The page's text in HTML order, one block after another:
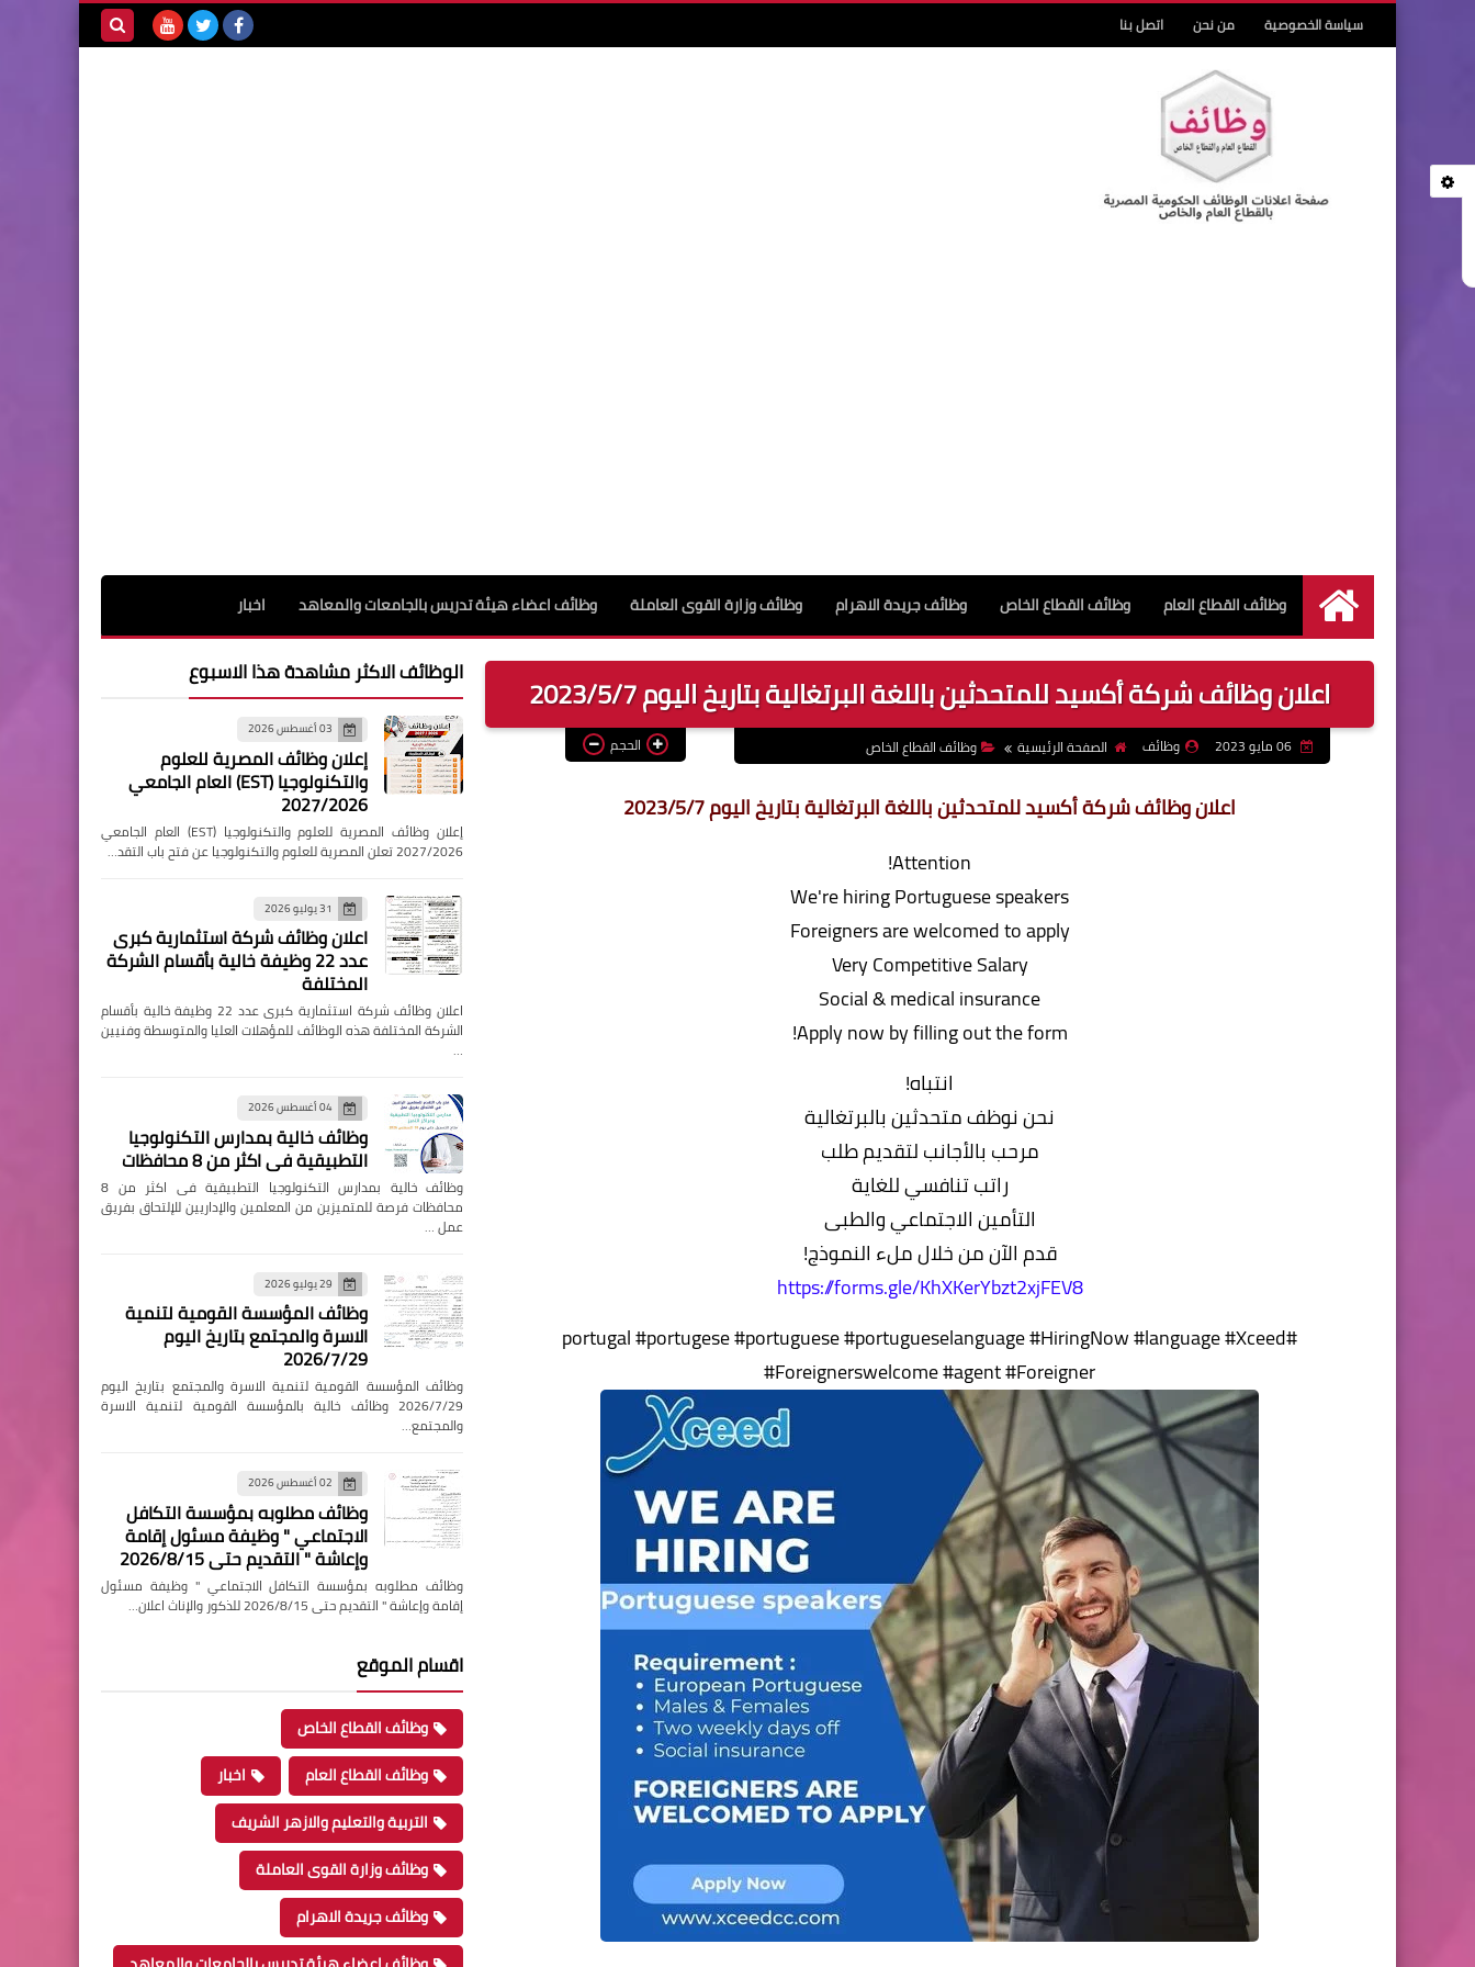
سياسة الخصوصية من نحن اتصل بنا
الرئيسية
وظائف القطاع العام وظائف القطاع الخاص وظائف جريدة الاهرام وظائف وزارة القوى العاملة وظائف اعضاء هيئة تدريس بالجامعات والمعاهد اخبار
اعلان وظائف شركة أكسيد للمتحدثين باللغة البرتغالية بتاريخ اليوم 2023/5/7
06 مايو 2023 وظائف الصفحة الرئيسية وظائف القطاع الخاص الحجم
اعلان وظائف شركة أكسيد للمتحدثين باللغة البرتغالية بتاريخ اليوم 2023/5/7
Attention!
We're hiring Portuguese speakers
Foreigners are welcomed to apply
Very Competitive Salary
Social & medical insurance
Apply now by filling out the form!
انتباه!
نحن نوظف متحدثين بالبرتغالية
مرحب بالأجانب لتقديم طلب
راتب تنافسي للغاية
التأمين الاجتماعي والطبى
قدم الآن من خلال ملء النموذج!
https://forms.gle/KhXKerYbzt2xjFEV8
#portugal #portugese #portuguese #portugueselanguage #HiringNow #language #Xceed
#Foreignerswelcome #agent #Foreigner
الوظائف الاكثر مشاهدة هذا الاسبوع
03 أغسطس 2026
إعلان وظائف المصرية للعلوم
والتكنولوجيا (EST) العام الجامعي
2027/2026
إعلان وظائف المصرية للعلوم والتكنولوجيا (EST) العام الجامعي
2027/2026 تعلن المصرية للعلوم والتكنولوجيا عن فتح باب التقد…
31 يوليو 2026
اعلان وظائف شركة استثمارية كبرى
عدد 22 وظيفة خالية بأقسام الشركة
المختلفة
اعلان وظائف شركة استثمارية كبرى عدد 22 وظيفة خالية بأقسام
الشركة المختلفة هذه الوظائف للمؤهلات العليا والمتوسطة وفنيين
…
04 أغسطس 2026
وظائف خالية بمدارس التكنولوجيا
التطبيقية فى اكثر من 8 محافظات
وظائف خالية بمدارس التكنولوجيا التطبيقية فى اكثر من 8
محافظات فرصة للمتميزين من المعلمين والإداريين للإلتحاق بفريق
عمل …
29 يوليو 2026
وظائف المؤسسة القومية لتنمية
الاسرة والمجتمع بتاريخ اليوم
2026/7/29
وظائف المؤسسة القومية لتنمية الاسرة والمجتمع بتاريخ اليوم
2026/7/29 وظائف خالية بالمؤسسة القومية لتنمية الاسرة
والمجتمع…
02 أغسطس 2026
وظائف مطلوبه بمؤسسة التكافل
الاجتماعي " وظيفة مسئول إقامة
وإعاشة " التقديم حتى 2026/8/15
وظائف مطلوبه بمؤسسة التكافل الاجتماعي " وظيفة مسئول
إقامة وإعاشة " التقديم حتى 2026/8/15 للذكور والإناث اعلان…
اقسام الموقع
وظائف القطاع الخاص
وظائف القطاع العام
اخبار
التربية والتعليم والازهر الشريف
وظائف وزارة القوى العاملة
وظائف جريدة الاهرام